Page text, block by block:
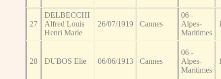
27
DELBECCHI
Alfred Louis
Henri Marie
26/07/1919 Cannes
06 -
Alpes-
Maritimes
28 DUBOS Elie 06/06/1913 Cannes
06 -
Alpes-
Maritimes